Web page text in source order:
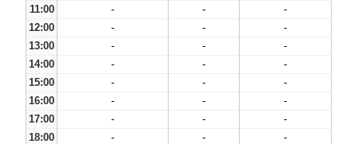
11:00
- -
-
12:00
- -
-
13:00
- -
-
14:00
- -
-
15:00
- -
-
16:00
- -
-
17:00
- -
-
18:00
- -
-